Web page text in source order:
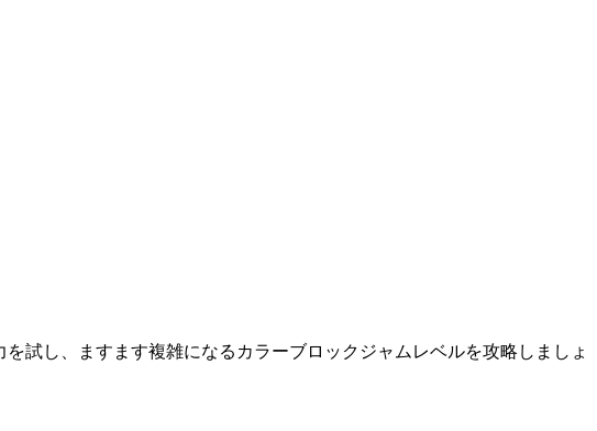
試し、ますます複雑になるカラーブロックジャムレベルを攻略しましょ